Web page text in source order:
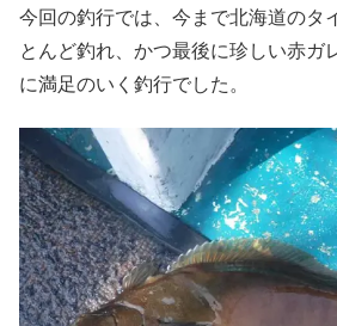
今回の釣行では、今まで北海道のタ
とんど釣れ、かつ最後に珍しい赤ガ
に満足のいく釣行でした。